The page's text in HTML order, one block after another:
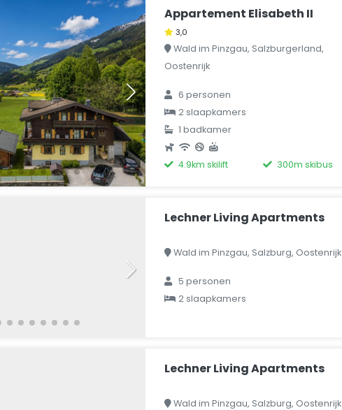
Appartement Elisabeth II
3,0
Wald im Pinzgau, Salzburgerland,
Oostenrijk
6 personen
2 slaapkamers
1 badkamer
4.9km skilift 300m skibus
Lechner Living Apartments
Wald im Pinzgau, Salzburg, Oostenrijk
5 personen
2 slaapkamers
Lechner Living Apartments
Wald im Pinzgau, Salzburg, Oostenrijk